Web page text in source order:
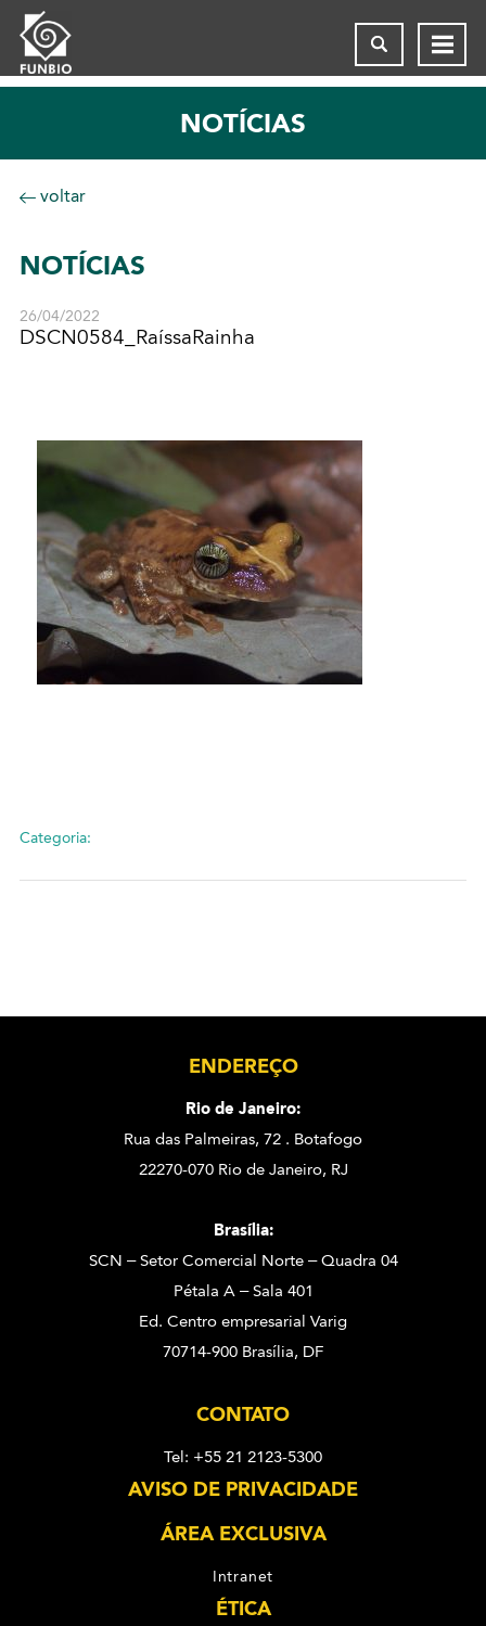
NOTÍCIAS
voltar
NOTÍCIAS
26/04/2022
DSCN0584_RaíssaRainha
Categoria:
ENDEREÇO
Rio de Janeiro:
Rua das Palmeiras, 72 . Botafogo
22270-070 Rio de Janeiro, RJ
Brasília:
SCN – Setor Comercial Norte – Quadra 04
Pétala A – Sala 401
Ed. Centro empresarial Varig
70714-900 Brasília, DF
CONTATO
Tel: +55 21 2123-5300
AVISO DE PRIVACIDADE
ÁREA EXCLUSIVA
Intranet
ÉTICA